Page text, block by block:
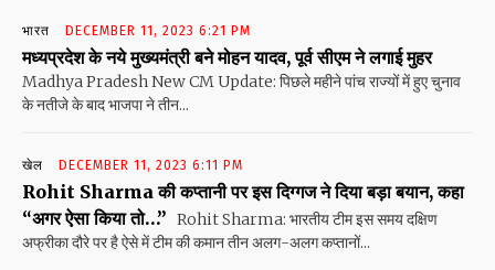
भारत DECEMBER 11, 2023 6:21 PM
मध्यप्रदेश के नये मुख्यमंत्री बने मोहन यादव, पूर्व सीएम ने लगाई मुहर
Madhya Pradesh New CM Update: पिछले महीने पांच राज्यों में हुए चुनाव
के नतीजे के बाद भाजपा ने तीन...
खेल DECEMBER 11, 2023 6:11 PM
Rohit Sharma की कप्तानी पर इस दिग्गज ने दिया बड़ा बयान, कहा
“अगर ऐसा किया तो…” Rohit Sharma: भारतीय टीम इस समय दक्षिण
अफ्रीका दौरे पर है ऐसे में टीम की कमान तीन अलग-अलग कप्तानों...